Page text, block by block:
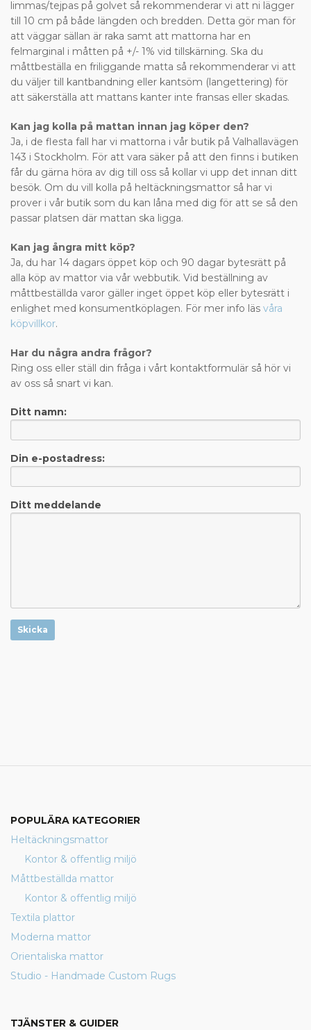
limmas/tejpas på golvet så rekommenderar vi att ni lägger
till 10 cm på både längden och bredden. Detta gör man för
att väggar sällan är raka samt att mattorna har en
felmarginal i måtten på +/- 1% vid tillskärning. Ska du
måttbeställa en friliggande matta så rekommenderar vi att
du väljer till kantbandning eller kantsöm (langettering) för
att säkerställa att mattans kanter inte fransas eller skadas.
Kan jag kolla på mattan innan jag köper den?
Ja, i de flesta fall har vi mattorna i vår butik på Valhallavägen
143 i Stockholm. För att vara säker på att den finns i butiken
får du gärna höra av dig till oss så kollar vi upp det innan ditt
besök. Om du vill kolla på heltäckningsmattor så har vi
prover i vår butik som du kan låna med dig för att se så den
passar platsen där mattan ska ligga.
Kan jag ångra mitt köp?
Ja, du har 14 dagars öppet köp och 90 dagar bytesrätt på
alla köp av mattor via vår webbutik. Vid beställning av
måttbeställda varor gäller inget öppet köp eller bytesrätt i
enlighet med konsumentköplagen. För mer info läs våra
köpvillkor.
Har du några andra frågor?
Ring oss eller ställ din fråga i vårt kontaktformulär så hör vi
av oss så snart vi kan.
Ditt namn:
Din e-postadress:
Ditt meddelande
Skicka
POPULÄRA KATEGORIER
Heltäckningsmattor
Kontor & offentlig miljö
Måttbeställda mattor
Kontor & offentlig miljö
Textila plattor
Moderna mattor
Orientaliska mattor
Studio - Handmade Custom Rugs
TJÄNSTER & GUIDER